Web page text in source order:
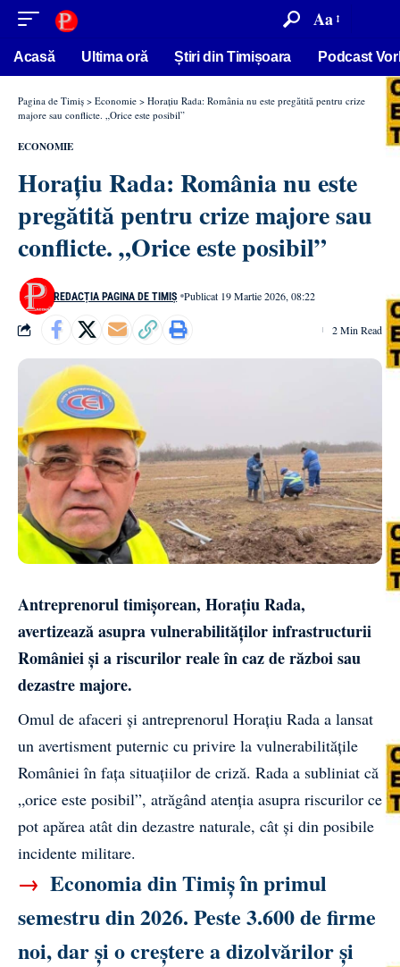
conținut Aa
Acasă Ultima oră Știri din Timișoara Podcast
Pagina de Timiș > Economie > Horațiu Rada: România nu este pregătită pentru crize
majore sau conflicte. „Orice este posibil”
ECONOMIE
Horațiu Rada: România nu este
pregătită pentru crize majore sau
conflicte. „Orice este posibil”
REDACȚIA PAGINA DE TIMIȘ Publicat 19 Martie 2026, 08:22
2 Min Read
Antreprenorul timișorean, Horațiu Rada,
avertizează asupra vulnerabilităților infrastructurii
României și a riscurilor reale în caz de război sau
dezastre majore.
Omul de afaceri și antreprenorul Horațiu Rada a lansat
un avertisment puternic cu privire la vulnerabilitățile
României în fața situațiilor de criză. Rada a subliniat că
„orice este posibil”, atrăgând atenția asupra riscurilor ce
pot apărea atât din dezastre naturale, cât și din posibile
incidente militare.
→ Economia din Timiș în primul
semestru din 2026. Peste 3.600 de firme
noi, dar și o creștere a dizolvărilor și